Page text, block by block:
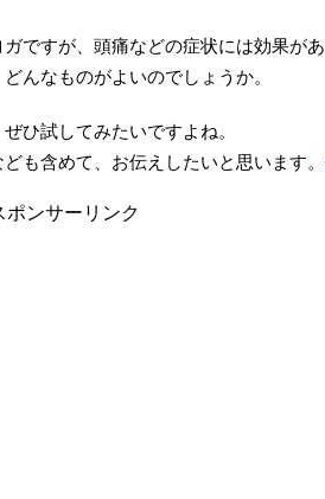
ですが、頭痛などの症状には効果が
んなものがよいのでしょうか。
ひ試してみたいですよね。
も含めて、お伝えしたいと思います。
ポンサーリンク